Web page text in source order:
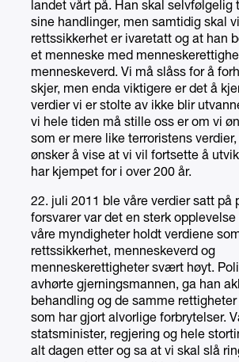
landet vårt på. Han skal selvfølgelig
sine handlinger, men samtidig skal
rettssikkerhet er ivaretatt og at han
et menneske med
menneskeverd. Vi må slåss for å
skjer, men enda viktigere er det å
verdier vi er stolte av ikke blir
vi hele tiden må stille oss er om vi
som er mere like terroristens verdier,
ønsker å vise at vi vil fortsette å
har kjempet for i over 200 år.
22. juli 2011 ble våre verdier satt på
forsvarer var det en sterk
våre myndigheter holdt verdiene
rettssikkerhet, menneskeverd og
menneskerettigheter svært høyt.
avhørte gjerningsmannen, ga han
behandling og de samme
som har gjort alvorlige forbrytelser.
statsminister, regjering og hele
alt dagen etter og sa at vi skal slå